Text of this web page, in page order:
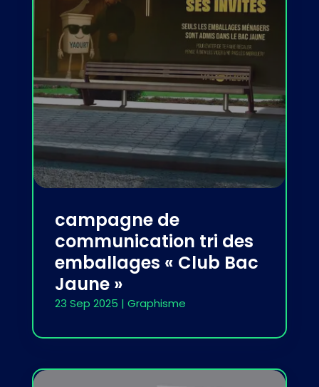
campagne de
communication tri des
emballages « Club Bac
Jaune »
23 Sep 2025 | Graphisme